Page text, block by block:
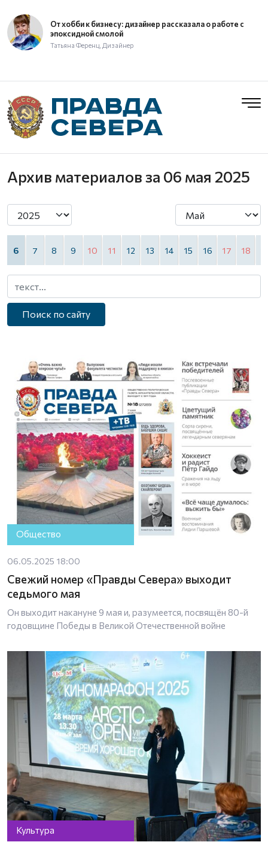
От хобби к бизнесу: дизайнер рассказала о работе с
эпоксидной смолой
Татьяна Ференц, Дизайнер
Архив материаловза 06 мая 2025
6 7 8 9 10 11 12 13 14 15 16 17 18
Поиск по сайту
Общество
06.05.2025 18:00
Свежий номер «Правды Севера» выходит
седьмого мая
Он выходит накануне 9 мая и, разумеется, посвящён 80-й
годовщине Победы в Великой Отечественной войне
Культура